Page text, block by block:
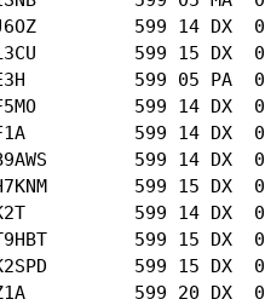
599 14 DX  0
599 15 DX  0
599 05 PA  0
599 14 DX  0
599 14 DX  0
599 14 DX  0
599 15 DX  0
599 14 DX  0
599 15 DX  0
599 15 DX  0
599 20 DX  0